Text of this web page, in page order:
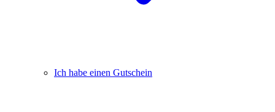
Ich habe einen Gutschein